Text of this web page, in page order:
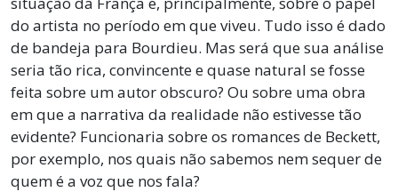
do artista no período em que viveu. Tudo isso é dado
de bandeja para Bourdieu. Mas será que sua análise
seria tão rica, convincente e quase natural se fosse
feita sobre um autor obscuro? Ou sobre uma obra
em que a narrativa da realidade não estivesse tão
evidente? Funcionaria sobre os romances de Beckett,
por exemplo, nos quais não sabemos nem sequer de
quem é a voz que nos fala?